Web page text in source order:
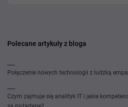
Polecane artykuły z bloga
Połączenie nowych technologii z ludzką
Czym zajmuje się analityk IT i jakie